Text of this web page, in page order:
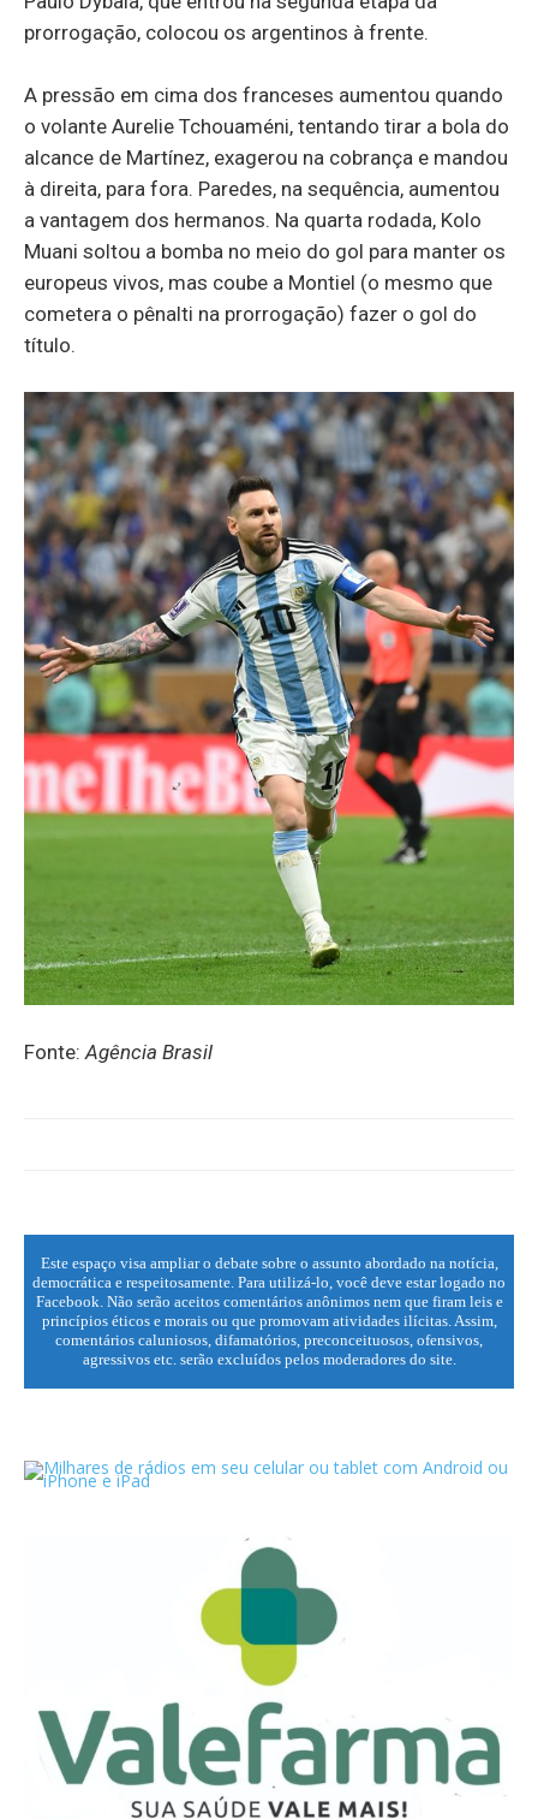
prorrogação, colocou os argentinos à frente.
A pressão em cima dos franceses aumentou quando
o volante Aurelie Tchouaméni, tentando tirar a bola do
alcance de Martínez, exagerou na cobrança e mandou
à direita, para fora. Paredes, na sequência, aumentou
a vantagem dos hermanos. Na quarta rodada, Kolo
Muani soltou a bomba no meio do gol para manter os
europeus vivos, mas coube a Montiel (o mesmo que
cometera o pênalti na prorrogação) fazer o gol do
título.
Fonte: Agência Brasil
Este espaço visa ampliar o debate sobre o assunto abordado na notícia,
democrática e respeitosamente. Para utilizá-lo, você deve estar logado no
Facebook. Não serão aceitos comentários anônimos nem que firam leis e
princípios éticos e morais ou que promovam atividades ilícitas. Assim,
comentários caluniosos, difamatórios, preconceituosos, ofensivos,
agressivos etc. serão excluídos pelos moderadores do site.